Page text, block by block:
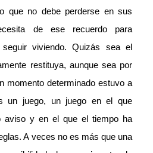
que no debe perderse en sus
de ese recuerdo para
viviendo. Quizás sea el
restituya, aunque sea por
momento determinado estuvo a
un juego, un juego en el que
aviso y en el que el tiempo ha
A veces no es más que una